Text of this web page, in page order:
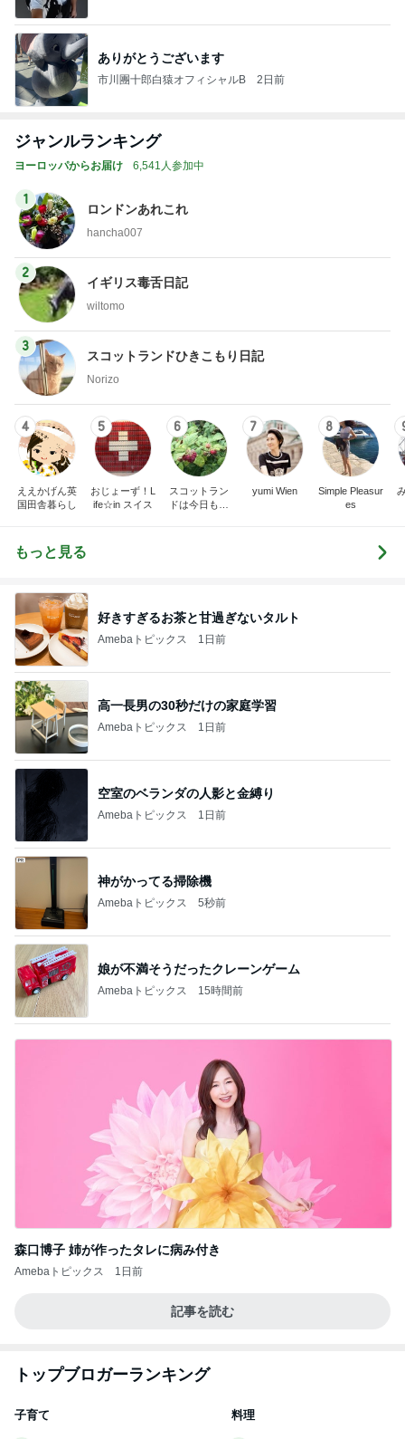
ありがとうございます
市川團十郎白猿オフィシャルB 2日前
ジャンルランキング
ヨーロッパからお届け 6,541人参加中
1
ロンドンあれこれ
hancha007
2
イギリス毒舌日記
wiltomo
3
スコットランドひきこもり日記
Norizo
4
ええかげん英
国田舎暮らし
5
おじょーず！L
ife☆in スイス
6
スコットラン
ドは今日も曇
7
yumi Wien
8
Simple Pleasur
es
もっと見る
好きすぎるお茶と甘過ぎないタルト
Amebaトピックス 1日前
高一長男の30秒だけの家庭学習
Amebaトピックス 1日前
空室のベランダの人影と金縛り
Amebaトピックス 1日前
神がかってる掃除機
Amebaトピックス 5秒前
娘が不満そうだったクレーンゲーム
Amebaトピックス 15時間前
森口博子 姉が作ったタレに病み付き
Amebaトピックス 1日前
記事を読む
トップブロガーランキング
子育て 料理